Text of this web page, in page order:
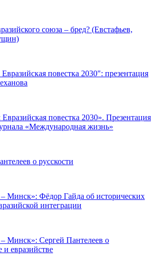
союза – бред? (Евстафьев,
повестка 2030": презентация
Евразийская повестка 2030». Презентация
«Международная жизнь»
о русскости
– Минск»: Фёдор Гайда об исторических
интеграции
– Минск»: Сергей Пантелеев о
и евразийстве